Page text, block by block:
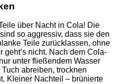
über Nacht in Cola! Die
so aggressiv, dass sie den
Teile zurücklassen, ohne
nicht. Nach dem Cola-
unter fließendem Wasser
abreiben, trocknen
Kleiner Nachteil – brünierte